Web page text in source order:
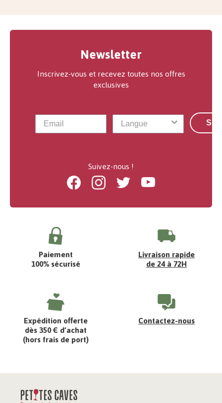
Newsletter
Inscrivez-vous et recevez toutes nos offres
exclusives
Suivez-nous !
FacebookInstagramTwitter Youtube
Paiement
100% sécurisé
Livraison rapide
de 24 à 72H
Expédition offerte
dès 350 € d’achat
(hors frais de port)
Contactez-nous